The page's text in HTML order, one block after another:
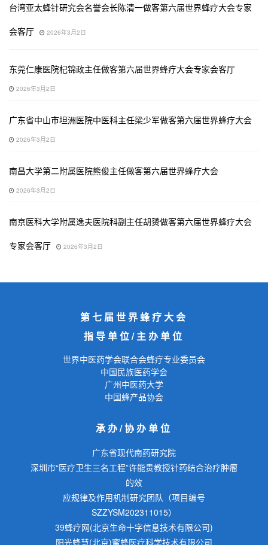
台湾亚太蜂针研究会名誉会长陈清一做客第六届世界蜂疗大会专家
会客厅
2026年3月2日
东莞仁康医院杞锦政主任做客第六届世界蜂疗大会专家会客厅
2026年3月2日
广东省中山市坦洲医院中医科主任梁少军做客第六届世界蜂疗大会
2026年3月2日
南昌大学第二附属医院熊俊主任做客第六届世界蜂疗大会
2026年3月2日
南京医科大学附属逸夫医院科副主任胡赟做客第六届世界蜂疗大会
专家会客厅
2026年3月2日
第七届世界蜂疗大会
指导单位/主办单位
世界中医药学会联合会蜂疗专业委员会
中国民族医药学会
广州中医药大学
中国蜂产品协会
承办/协办单位
广东省现代南药研究院
深圳市“医疗卫生三名工程”许能贵教授针药结合治疗肿瘤
的效
应规律及作用机制研究团队（项目编号
SZZYSM202311015）
39蜂疗网(北京生命十字信息技术有限公司)
阳光蜂慧(北京)蜜蜂医疗科学技术有限公司